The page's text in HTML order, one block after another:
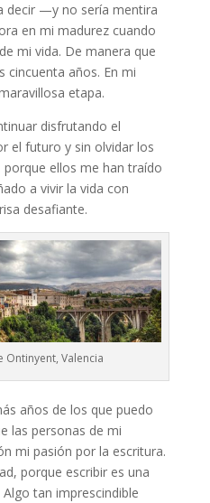
decir —y no sería mentira
en mi madurez cuando
mi vida. De manera que
cincuenta años. En mi
etapa.
disfrutando el
el futuro y sin olvidar los
ellos me han traído
a vivir la vida con
desafiante.
Ontinyent, Valencia
años de los que puedo
las personas de mi
mi pasión por la escritura.
porque escribir es una
tan imprescindible